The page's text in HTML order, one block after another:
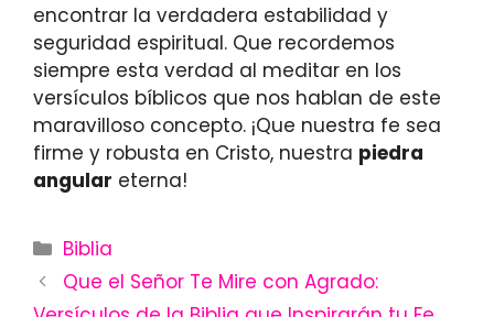
encontrar la verdadera estabilidad y
seguridad espiritual. Que recordemos
siempre esta verdad al meditar en los
versículos bíblicos que nos hablan de este
maravilloso concepto. ¡Que nuestra fe sea
firme y robusta en Cristo, nuestra piedra
angular eterna!
Categories
Biblia
Que el Señor Te Mire con Agrado: